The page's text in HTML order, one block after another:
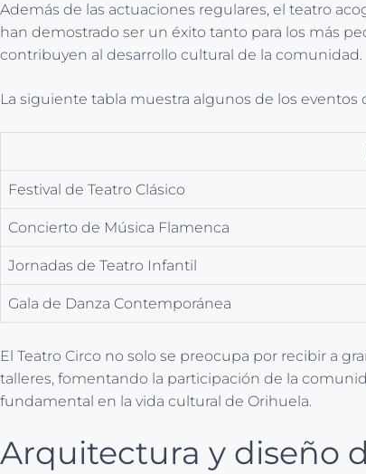
Además de las actuaciones regulares, el teatro
han demostrado ser un éxito tanto para los más
contribuyen al desarrollo cultural de la comunidad.
La siguiente tabla muestra algunos de los
Festival de Teatro Clásico
Concierto de Música Flamenca
Jornadas de Teatro Infantil
Gala de Danza Contemporánea
El Teatro Circo no solo se preocupa por recibir a
talleres, fomentando la participación de la
fundamental en la vida cultural de Orihuela.
Arquitectura y diseño